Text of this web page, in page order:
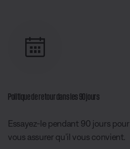
Politique de retour dans les 90 jours
Essayez-le pendant 90 jours pour
vous assurer qu’il vous convient.